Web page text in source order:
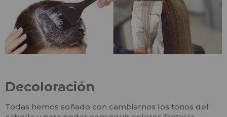
Decoloración
Todas hemos soñado con cambiarnos los tonos del